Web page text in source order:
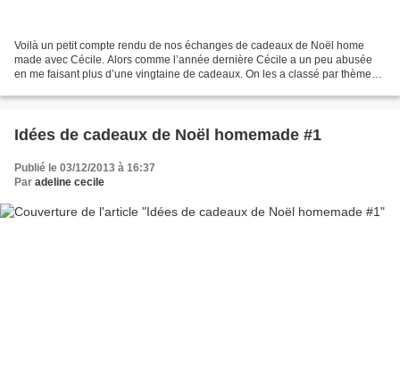
Voilà un petit compte rendu de nos échanges de cadeaux de Noël home
made avec Cécile. Alors comme l’année dernière Cécile a un peu abusée
en me faisant plus d’une vingtaine de cadeaux. On les a classé par thèmes,
Idées de cadeaux de Noël homemade #1
Publié le 03/12/2013 à 16:37
Par adeline cecile